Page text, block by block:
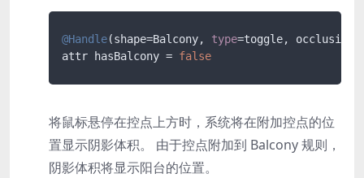
@Handle(shape=Balcony, type=toggle, occlusion
attr hasBalcony = false
将鼠标悬停在控点上方时，系统将在附加控点的位
置显示阴影体积。 由于控点附加到 Balcony规则，
阴影体积将显示阳台的位置。